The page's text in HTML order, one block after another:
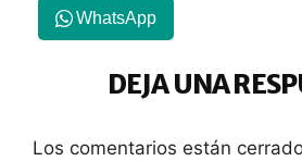
WhatsApp
DEJA UNA
Los comentarios están